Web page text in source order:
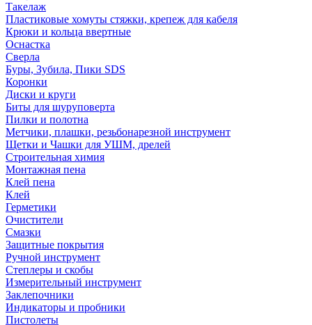
Такелаж
Пластиковые хомуты стяжки, крепеж для кабеля
Крюки и кольца ввертные
Оснастка
Сверла
Буры, Зубила, Пики SDS
Коронки
Диски и круги
Биты для шуруповерта
Пилки и полотна
Метчики, плашки, резьбонарезной инструмент
Щетки и Чашки для УШМ, дрелей
Строительная химия
Монтажная пена
Клей пена
Клей
Герметики
Очистители
Смазки
Защитные покрытия
Ручной инструмент
Степлеры и скобы
Измерительный инструмент
Заклепочники
Индикаторы и пробники
Пистолеты